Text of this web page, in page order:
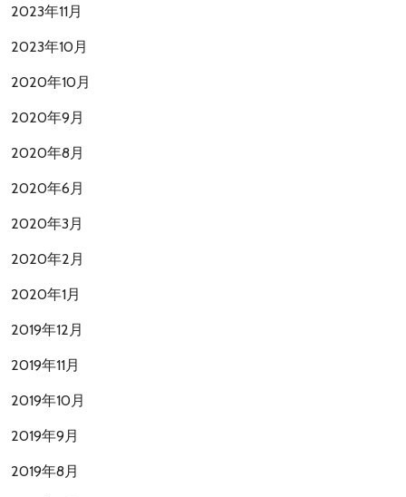
2023年11月
2023年10月
2020年10月
2020年9月
2020年8月
2020年6月
2020年3月
2020年2月
2020年1月
2019年12月
2019年11月
2019年10月
2019年9月
2019年8月